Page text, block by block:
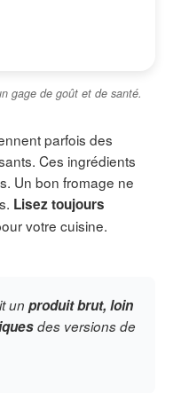
gage de goût et de santé.
parfois des
Ces ingrédients
Un bon fromage ne
Lisez toujours
votre cuisine.
un produit brut, loin
des versions de